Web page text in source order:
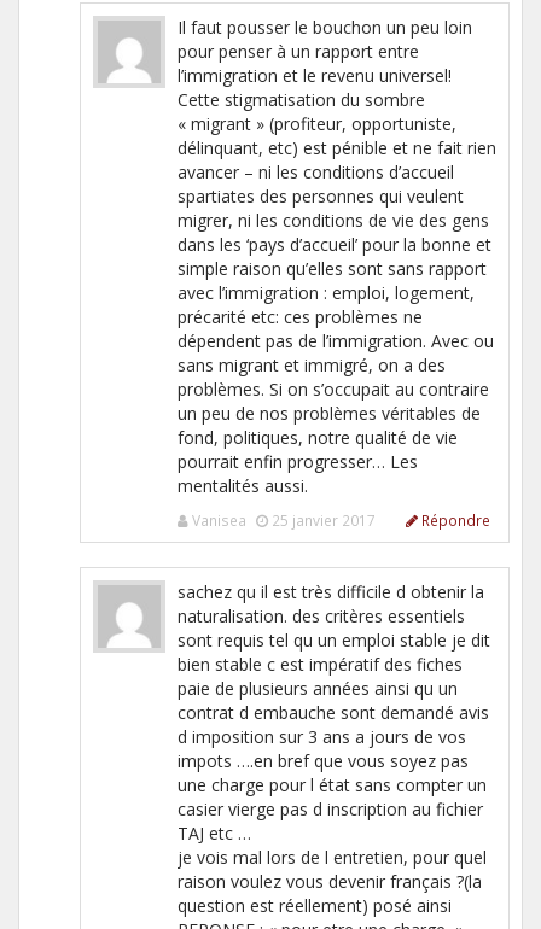
Il faut pousser le bouchon un peu loin
pour penser à un rapport entre
l’immigration et le revenu universel!
Cette stigmatisation du sombre
« migrant » (profiteur, opportuniste,
délinquant, etc) est pénible et ne fait rien
avancer – ni les conditions d’accueil
spartiates des personnes qui veulent
migrer, ni les conditions de vie des gens
dans les ‘pays d’accueil’ pour la bonne et
simple raison qu’elles sont sans rapport
avec l’immigration : emploi, logement,
précarité etc: ces problèmes ne
dépendent pas de l’immigration. Avec ou
sans migrant et immigré, on a des
problèmes. Si on s’occupait au contraire
un peu de nos problèmes véritables de
fond, politiques, notre qualité de vie
pourrait enfin progresser… Les
mentalités aussi.
Vanisea 25 janvier 2017 Répondre
sachez qu il est très difficile d obtenir la
naturalisation. des critères essentiels
sont requis tel qu un emploi stable je dit
bien stable c est impératif des fiches
paie de plusieurs années ainsi qu un
contrat d embauche sont demandé avis
d imposition sur 3 ans a jours de vos
impots ….en bref que vous soyez pas
une charge pour l état sans compter un
casier vierge pas d inscription au fichier
TAJ etc …
je vois mal lors de l entretien, pour quel
raison voulez vous devenir français ?(la
question est réellement) posé ainsi